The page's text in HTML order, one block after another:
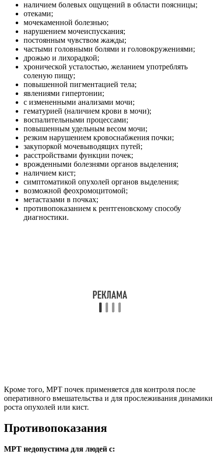
наличием болевых ощущений в области поясницы;
отеками;
мочекаменной болезнью;
нарушением мочеиспускания;
постоянным чувством жажды;
частыми головными болями и головокружениями;
дрожью и лихорадкой;
хронической усталостью, желанием употреблять
соленую пищу;
повышенной пигментацией тела;
явлениями гипертонии;
с измененными анализами мочи;
гематурией (наличием крови в мочи);
воспалительными процессами;
повышенным удельным весом мочи;
резким нарушением кровоснабжения почки;
закупоркой мочевыводящих путей;
расстройствами функции почек;
врожденными болезнями органов выделения;
наличием кист;
симптоматикой опухолей органов выделения;
возможной феохромоцитомой;
метастазами в почках;
противопоказанием к рентгеновскому способу
диагностики.
Кроме того, МРТ почек применяется для контроля после
оперативного вмешательства и для прослеживания динамики
роста опухолей или кист.
Противопоказания
МРТ недопустима для людей с: